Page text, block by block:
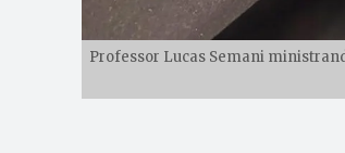
Professor Lucas Semani